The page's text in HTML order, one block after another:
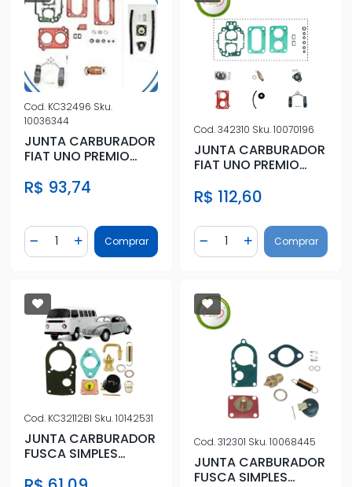
Cod. KC32496 Sku.
10036344
JUNTA CARBURADOR
FIAT UNO PREMIO
WEBER
R$ 93,74
Diminuir Quantidade
Quantidade
Adicionar Quantidade
Comprar
Cod.342310 Sku.10070196
JUNTA CARBURADOR
FIAT UNO PREMIO
WEBER
R$ 112,60
Diminuir Quantidade
Quantidade
AdicionarComprar
Cod. KC32112BI Sku.10142531
JUNTA CARBURADOR
FUSCA SIMPLES
BOIA AGULHA
Cod.312301 Sku.10068445
JUNTA CARBURADOR
FUSCA SIMPLES